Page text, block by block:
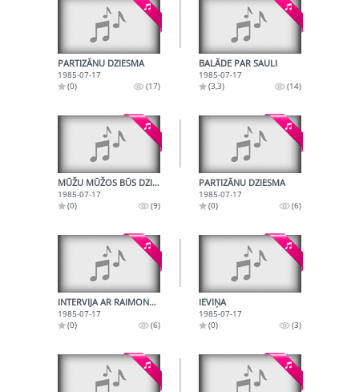
PARTIZĀNU DZIESMA
1985-07-17
(0)
(17)
BALĀDE PAR SAULI
1985-07-17
(3,3)
(14)
MŪŽU MŪŽOS BŪS DZIESMA
1985-07-17
(0)
(9)
PARTIZĀNU DZIESMA
1985-07-17
(0)
(6)
INTERVIJA AR RAIMONDU BALTAKMENI
1985-07-17
(0)
(6)
IEVIŅA
1985-07-17
(0)
(3)